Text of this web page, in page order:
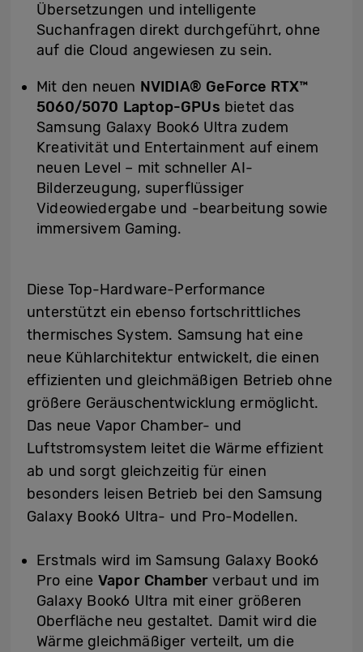
Übersetzungen und intelligente
Suchanfragen direkt durchgeführt, ohne
auf die Cloud angewiesen zu sein.
Mit den neuen NVIDIA® GeForce RTX™
5060/5070 Laptop-GPUs bietet das
Samsung Galaxy Book6 Ultra zudem
Kreativität und Entertainment auf einem
neuen Level – mit schneller AI-
Bilderzeugung, superflüssiger
Videowiedergabe und -bearbeitung sowie
immersivem Gaming.
Diese Top-Hardware-Performance
unterstützt ein ebenso fortschrittliches
thermisches System. Samsung hat eine
neue Kühlarchitektur entwickelt, die einen
effizienten und gleichmäßigen Betrieb ohne
größere Geräuschentwicklung ermöglicht.
Das neue Vapor Chamber- und
Luftstromsystem leitet die Wärme effizient
ab und sorgt gleichzeitig für einen
besonders leisen Betrieb bei den Samsung
Galaxy Book6 Ultra- und Pro-Modellen.
Erstmals wird im Samsung Galaxy Book6
Pro eine Vapor Chamber verbaut und im
Galaxy Book6 Ultra mit einer größeren
Oberfläche neu gestaltet. Damit wird die
Wärme gleichmäßiger verteilt, um die